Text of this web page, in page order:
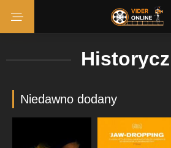
Niedawno dodany